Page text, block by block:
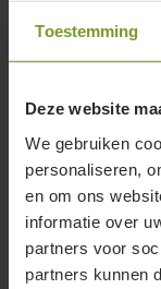
Toestemming
Deze website
We gebruiken
personaliseren,
en om ons
informatie over
partners voor
partners kunnen